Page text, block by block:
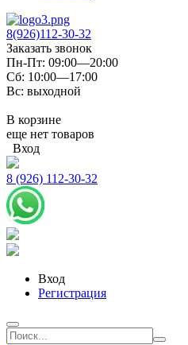
8(926)112-30-32
Заказать звонок
Пн-Пт: 09:00—20:00
Сб: 10:00—17:00
Вс: выходной
В корзине
еще нет товаров
Вход
8 (926) 112-30-32
Вход
Регистрация